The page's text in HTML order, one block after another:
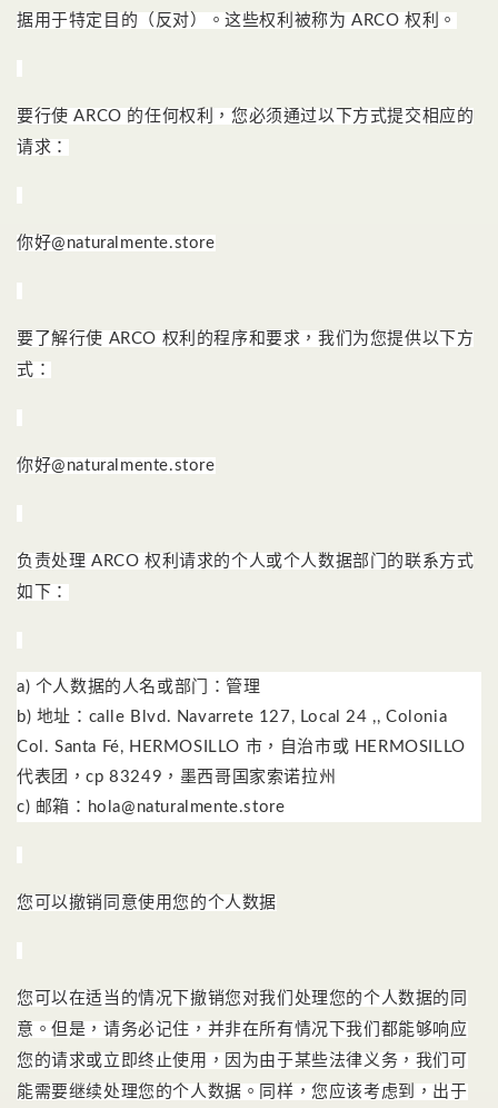
据用于特定目的（反对）。这些权利被称为 ARCO 权利。
要行使 ARCO 的任何权利，您必须通过以下方式提交相应的
请求：
你好@naturalmente.store
要了解行使 ARCO 权利的程序和要求，我们为您提供以下方
式：
你好@naturalmente.store
负责处理 ARCO 权利请求的个人或个人数据部门的联系方式
如下：
a) 个人数据的人名或部门：管理
b) 地址：calle Blvd. Navarrete 127, Local 24 ,, Colonia
Col. Santa Fé, HERMOSILLO 市，自治市或 HERMOSILLO
代表团，cp 83249，墨西哥国家索诺拉州
c) 邮箱：hola@naturalmente.store
您可以撤销同意使用您的个人数据
您可以在适当的情况下撤销您对我们处理您的个人数据的同
意。但是，请务必记住，并非在所有情况下我们都能够响应
您的请求或立即终止使用，因为由于某些法律义务，我们可
能需要继续处理您的个人数据。 同样，您应该考虑到，出于